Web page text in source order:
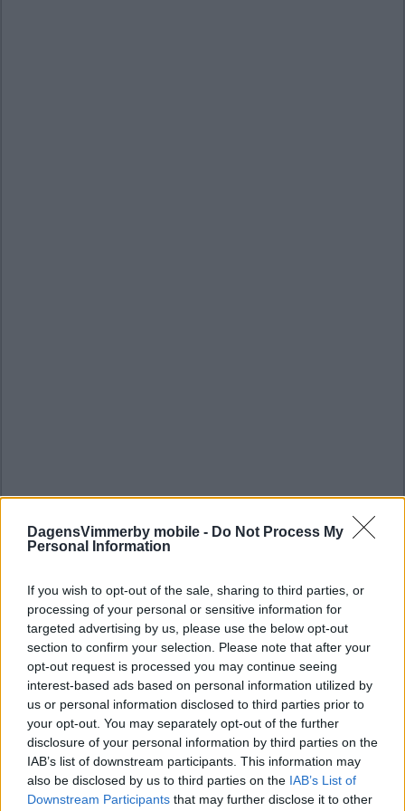
DagensVimmerby mobile - Do Not Process My
Personal Information
If you wish to opt-out of the sale, sharing to third parties, or
processing of your personal or sensitive information for
targeted advertising by us, please use the below opt-out
section to confirm your selection. Please note that after your
opt-out request is processed you may continue seeing
interest-based ads based on personal information utilized by
us or personal information disclosed to third parties prior to
your opt-out. You may separately opt-out of the further
disclosure of your personal information by third parties on the
IAB’s list of downstream participants. This information may
also be disclosed by us to third parties on the IAB’s List of
Downstream Participants that may further disclose it to other